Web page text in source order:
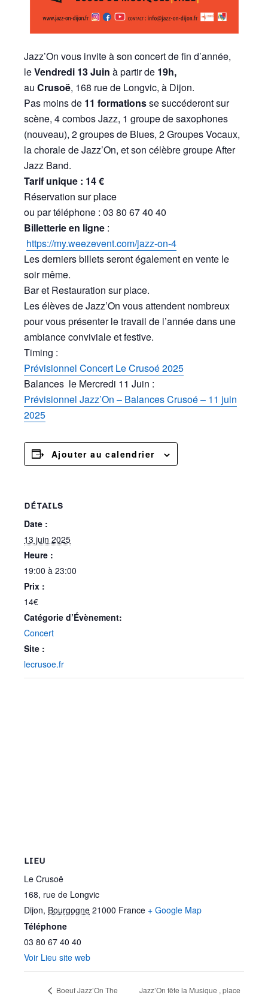
Jazz’On vous invite à son concert de fin d’année,
leVendredi 13 Juin à partir de 19h,
au Crusoë, 168 rue de Longvic, à Dijon.
Pas moins de 11 formationsse succéderont sur
scène, 4 combos Jazz, 1 groupe de saxophones
(nouveau), 2 groupes de Blues, 2 Groupes Vocaux,
la chorale de Jazz’On, et son célèbre groupe After
Jazz Band.
Tarif unique : 14 €
Réservation sur place
ou par téléphone : 03 80 67 40 40
Billetterie en ligne :
https://my.weezevent.com/jazz-on-4
Les derniers billets seront également en vente le
soir même.
Bar et Restauration sur place.
Les élèves de Jazz’On vous attendent nombreux
pour vous présenter le travail de l’année dans une
ambiance conviviale et festive.
Timing :
Prévisionnel Concert Le Crusoé 2025
Balances le Mercredi 11 Juin :
Prévisionnel Jazz’On – Balances Crusoé – 11 juin
2025
Ajouter au calendrier
DÉTAILS
Date :
13 juin 2025
Heure :
19:00 à 23:00
Prix :
14€
Catégorie d’Évènement:
Concert
Site :
lecrusoe.fr
LIEU
Le Crusoë
168, rue de Longvic
Dijon, Bourgogne 21000 France + Google Map
Téléphone
03 80 67 40 40
Voir Lieu site web
Boeuf Jazz’On The Jazz’On fête la Musique , place